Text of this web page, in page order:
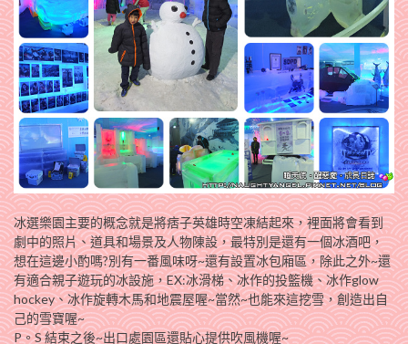
冰選樂園主要的概念就是將痞子英雄時空凍結起來，裡面將會看到
劇中的照片、道具和場景及人物陳設，最特別是還有一個冰酒吧，
想在這邊小酌嗎?別有一番風味呀~還有設置冰包廂區，除此之外~還
有適合親子遊玩的冰設施，EX:冰滑梯、冰作的投籃機、冰作glow
hockey、冰作旋轉木馬和地震屋喔~當然~也能來這挖雪，創造出自
己的雪寶喔~
P。S 結束之後~出口處園區還貼心提供吹風機喔~